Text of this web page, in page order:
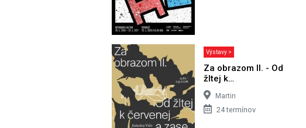
Výstavy >
Za obrazom II. - Od
žltej k…
Martin
24 termínov